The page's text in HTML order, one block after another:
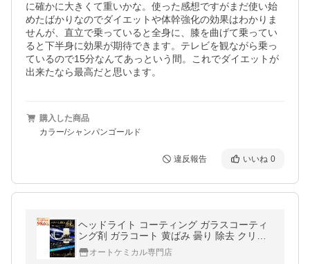
に確かに大きくて重いかな。使った感想ですがまだ使い始
めたばかりなのでダイエットや体幹強化の効果はわかりま
せんが、直立で乗っていると全身に、膝を曲げて乗ってい
ると下半身に効果が期待できます。テレビを観ながら乗っ
ているので15分なんてあっという間。これでダイエットが
出来たなら最高だと思います。
購入した商品
カラー/シャンパンゴールド
違反報告 いいね 0
ヘッドライト コーティング ガラスコーティ
ング剤 ガラコート 黄ばみ 曇り 除去 クリー
ナー セット 車 バイク 洗車 ワックス 簡単 メ
ンテナンス 送料無料
オートケミカル専門店